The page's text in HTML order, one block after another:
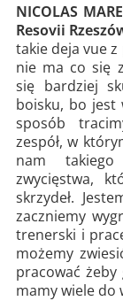
NICOLAS
Resovii
takie deja vue
nie ma co się
się bardziej
boisku, bo jest
sposób
zespół, w
nam
zwycięstwa,
skrzydeł.
zaczniemy
trenerski i
możemy
pracować żeby
mamy wiele do